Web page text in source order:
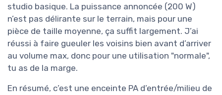
studio basique. La puissance annoncée (200 W)
n’est pas délirante sur le terrain, mais pour une
pièce de taille moyenne, ça suffit largement. J’ai
réussi à faire gueuler les voisins bien avant d’arriver
au volume max, donc pour une utilisation "normale",
tu as de la marge.
En résumé, c’est une enceinte PA d’entrée/milieu de